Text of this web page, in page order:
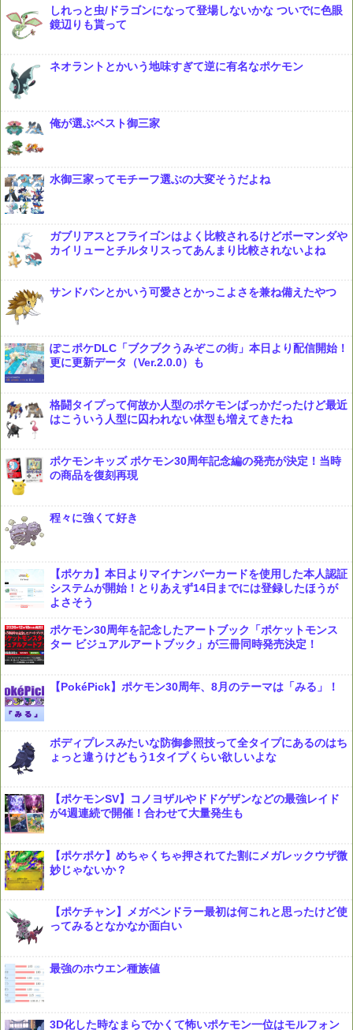
しれっと虫/ドラゴンになって登場しないかな ついでに色眼
鏡辺りも貰って
ネオラントとかいう地味すぎて逆に有名なポケモン
俺が選ぶベスト御三家
水御三家ってモチーフ選ぶの大変そうだよね
ガブリアスとフライゴンはよく比較されるけどボーマンダや
カイリューとチルタリスってあんまり比較されないよね
サンドパンとかいう可愛さとかっこよさを兼ね備えたやつ
ぽこポケDLC「ブクブクうみぞこの街」本日より配信開始！
更に更新データ（Ver.2.0.0）も
格闘タイプって何故か人型のポケモンばっかだったけど最近
はこういう人型に囚われない体型も増えてきたね
ポケモンキッズ ポケモン30周年記念編の発売が決定！当時
の商品を復刻再現
程々に強くて好き
【ポケカ】本日よりマイナンバーカードを使用した本人認証
システムが開始！とりあえず14日までには登録したほうが
よさそう
ポケモン30周年を記念したアートブック「ポケットモンス
ター ビジュアルアートブック」が三冊同時発売決定！
【PokéPick】ポケモン30周年、8月のテーマは「みる」！
ボディプレスみたいな防御参照技って全タイプにあるのはち
ょっと違うけどもう1タイプくらい欲しいよな
【ポケモンSV】コノヨザルやドドゲザンなどの最強レイド
が4週連続で開催！合わせて大量発生も
【ポケポケ】めちゃくちゃ押されてた割にメガレックウザ微
妙じゃないか？
【ポケチャン】メガペンドラー最初は何これと思ったけど使
ってみるとなかなか面白い
最強のホウエン種族値
3D化した時なまらでかくて怖いポケモン一位はモルフォン